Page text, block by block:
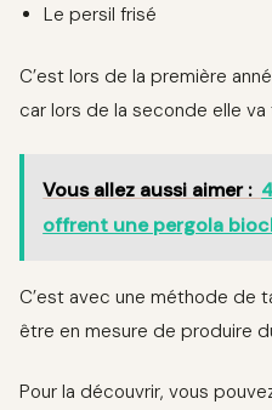
Le persil frisé
C’est lors de la première
car lors de la seconde elle
Vous allez aussi aimer :
offrent une pergola
C’est avec une méthode de
être en mesure de produire
Pour la découvrir, vous